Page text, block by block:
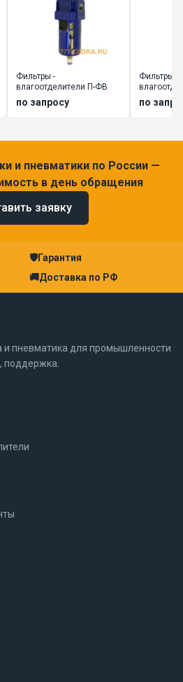
Фильтры -
влагоотделители П-ФВ
по запросу
Фильтры-
по
и пневматики по России —
в день обращения
заявку
🛡Гарантия
🚚Доставка по РФ
и пневматика для промышленности
поддержка.